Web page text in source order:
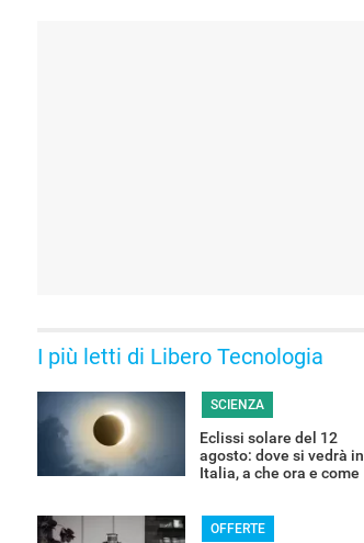
I più letti di Libero Tecnologia
SCIENZA
Eclissi solare del 12
agosto: dove si vedrà in
Italia, a che ora e come
OFFERTE